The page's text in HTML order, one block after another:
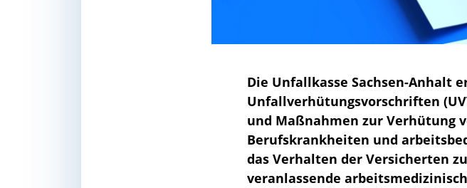
Die Unfallkasse Sachsen-Anhalt
Unfallverhütungsvorschriften
und Maßnahmen zur Verhütung
Berufskrankheiten und
das Verhalten der Versicherten
veranlassende